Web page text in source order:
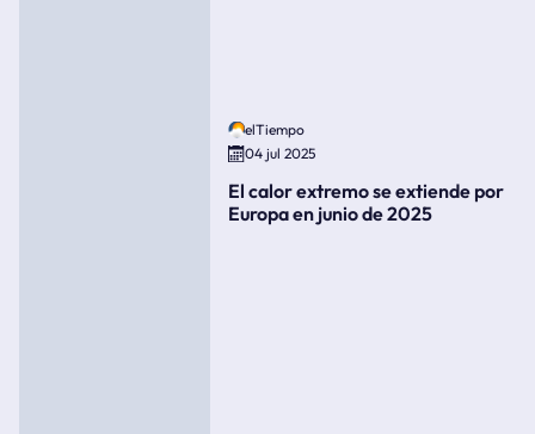
elTiempo
04 jul 2025
El calor extremo se extiende por
Europa en junio de 2025